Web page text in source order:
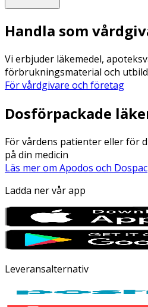
Handla som
Vi erbjuder läkemedel,
förbrukningsmaterial och
För vårdgivare och företag
Dosförpackade
För vårdens patienter eller för
på din medicin
Läs mer om Apodos och Dospac
Ladda ner vår app
Leveransalternativ